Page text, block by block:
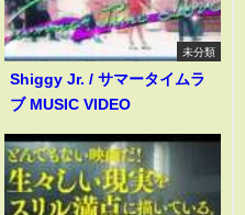
未分類
Shiggy Jr. / サマータイムラ
ブ MUSIC VIDEO